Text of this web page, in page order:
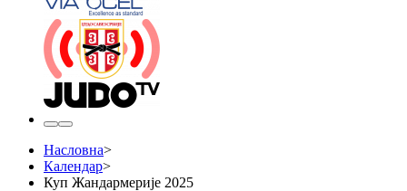
Насловна>
Календар>
Куп Жандармерије 2025